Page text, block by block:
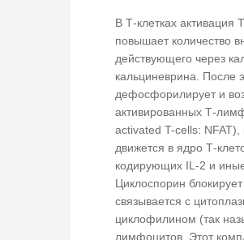
В Т-клетках активация
повышает количество
действующего через
кальциневрина. После
дефосфорилирует и
активированных Т-
activated T-cells:
движется в ядро Т-
кодирующих IL-2 и
Циклоспорин
связывается с
циклофилином (так
лимфоцитов. Этот